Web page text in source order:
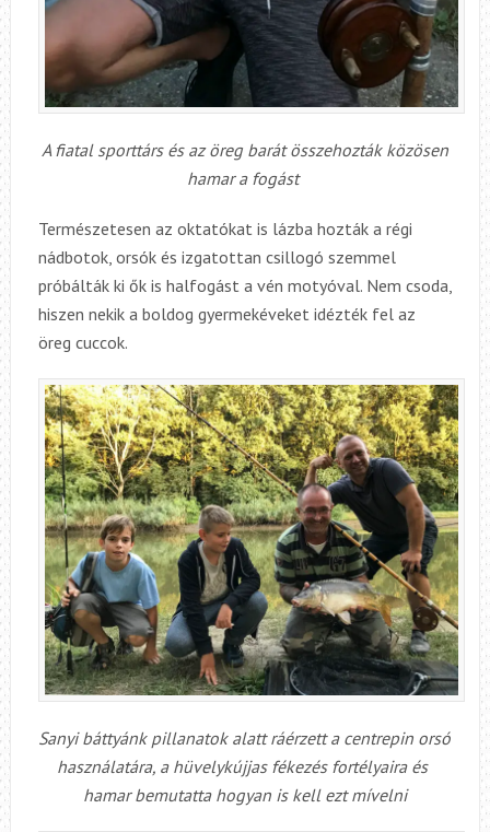
A fiatal sporttárs és az öreg barát összehozták közösen
hamar a fogást
Természetesen az oktatókat is lázba hozták a régi
nádbotok, orsók és izgatottan csillogó szemmel
próbálták ki ők is halfogást a vén motyóval. Nem csoda,
hiszen nekik a boldog gyermekéveket idézték fel az
öreg cuccok.
Sanyi báttyánk pillanatok alatt ráérzett a centrepin orsó
használatára, a hüvelykújjas fékezés fortélyaira és
hamar bemutatta hogyan is kell ezt mívelni